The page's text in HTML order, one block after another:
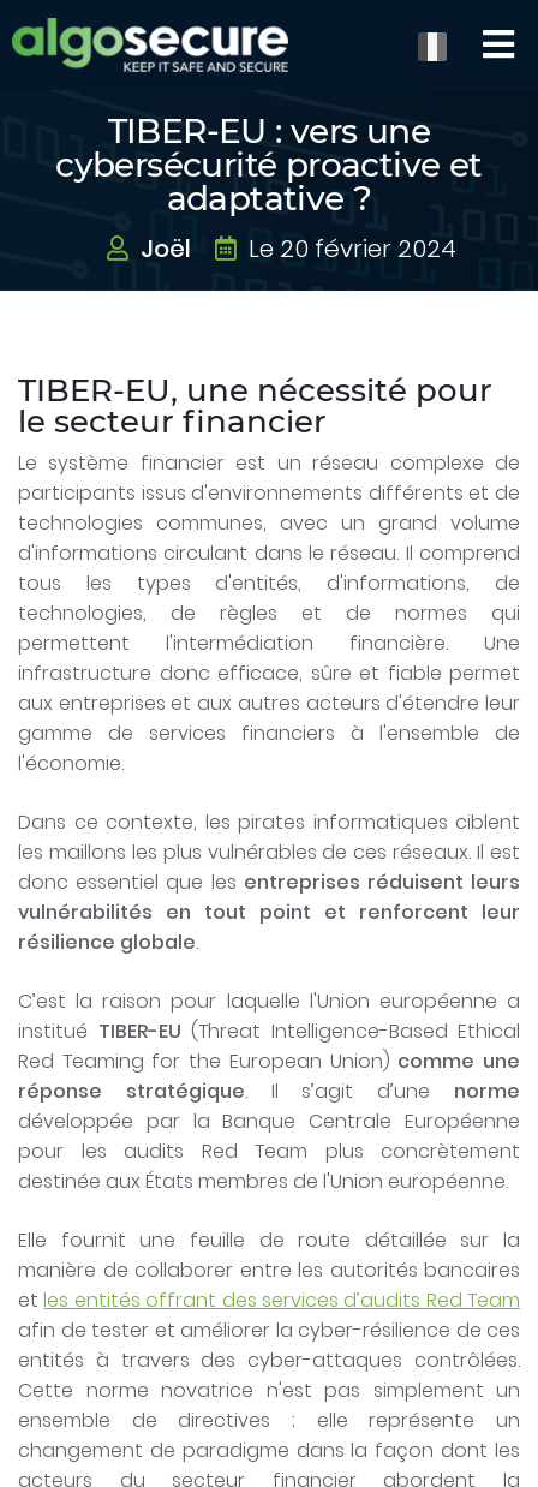
TIBER-EU : vers une
cybersécurité proactive et
adaptative ?
Joël Le 20 février 2024
TIBER-EU, une nécessité pour
le secteur financier
Le système financier est un réseau complexe de
participants issus d'environnements différents et de
technologies communes, avec un grand volume
d'informations circulant dans le réseau. Il comprend
tous les types d'entités, d'informations, de
technologies, de règles et de normes qui
permettent l'intermédiation financière. Une
infrastructure donc efficace, sûre et fiable permet
aux entreprises et aux autres acteurs d'étendre leur
gamme de services financiers à l'ensemble de
l'économie.
Dans ce contexte, les pirates informatiques ciblent
les maillons les plus vulnérables de ces réseaux. Il est
donc essentiel que les entreprises réduisent leurs
vulnérabilités en tout point et renforcent leur
résilience globale.
C’est la raison pour laquelle l'Union européenne a
institué TIBER-EU (Threat Intelligence-Based Ethical
Red Teaming for the European Union) comme une
réponse stratégique. Il s’agit d’une norme
développée par la Banque Centrale Européenne
pour les audits Red Team plus concrètement
destinée aux États membres de l'Union européenne.
Elle fournit une feuille de route détaillée sur la
manière de collaborer entre les autorités bancaires
etles entités offrant des services d’audits Red Team
afin de tester et améliorer la cyber-résilience de ces
entités à travers des cyber-attaques contrôlées.
Cette norme novatrice n'est pas simplement un
ensemble de directives ; elle représente un
changement de paradigme dans la façon dont les
acteurs du secteur financier abordent la